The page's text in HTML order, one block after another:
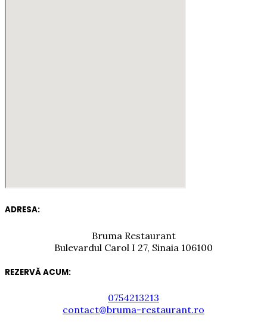
ADRESA:
Bruma Restaurant
Bulevardul Carol I 27, Sinaia 106100
REZERVĂ ACUM:
0754213213
contact@bruma-restaurant.ro